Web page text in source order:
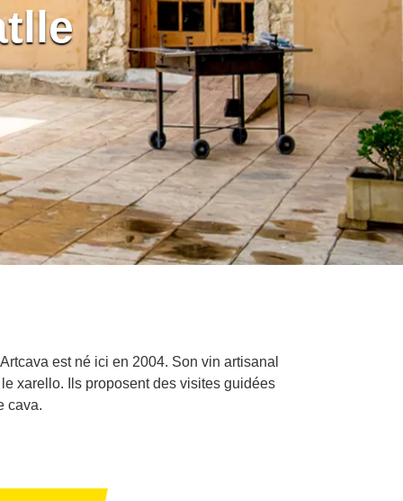
est né ici en 2004. Son vin artisanal
xarello. Ils proposent des visites guidées
cava.